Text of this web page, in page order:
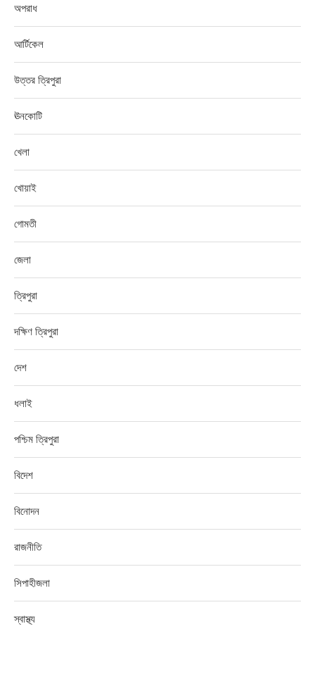
অপরাধ
আর্টিকেল
উত্তর ত্রিপুরা
ঊনকোটি
খেলা
খোয়াই
গোমতী
জেলা
ত্রিপুরা
দক্ষিণ ত্রিপুরা
দেশ
ধলাই
পশ্চিম ত্রিপুরা
বিদেশ
বিনোদন
রাজনীতি
সিপাহীজলা
স্বাস্থ্য